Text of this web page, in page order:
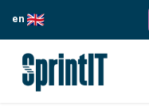
en